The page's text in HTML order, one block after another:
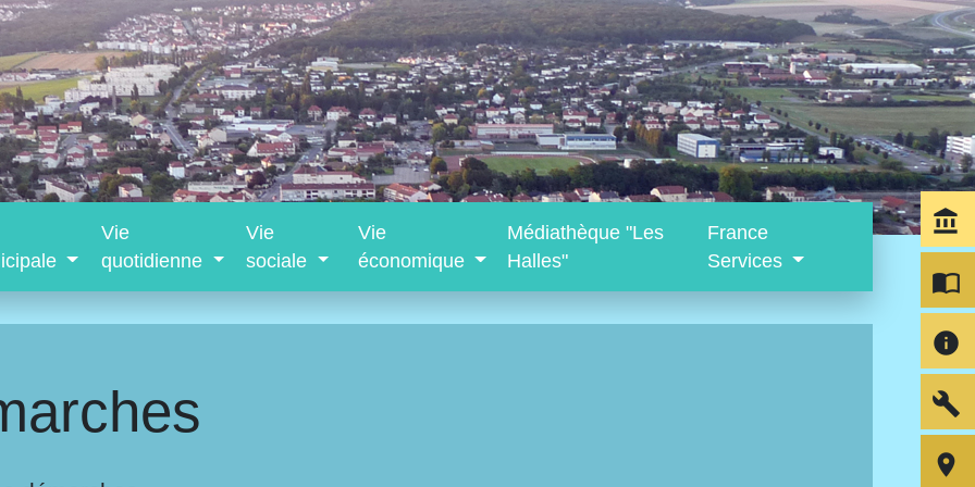
Vie
quotidienne
Vie
sociale
Vie
économique
Médiathèque "Les
Halles"
France
Services
account_balance
import_contacts
info
build
room